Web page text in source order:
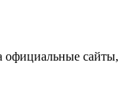
сайты,